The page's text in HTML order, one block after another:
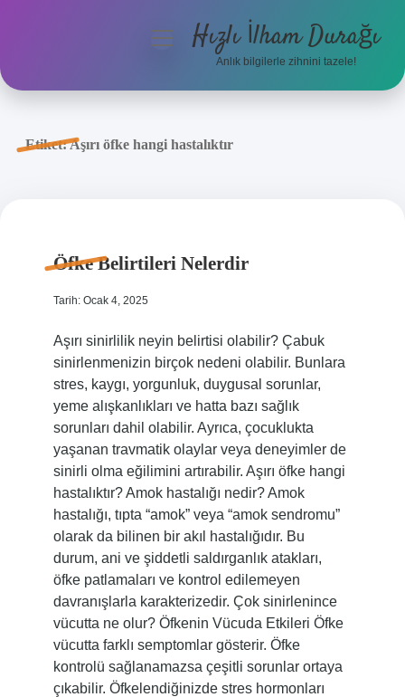
Anasayfa
menüyüHızlı İlham Durağı
Anlık bilgilerle zihnini tazele!
Etiket:Aşırı öfke hangi hastalıktır
Öfke Belirtileri Nelerdir
Tarih: Ocak 4, 2025
Aşırı sinirlilik neyin belirtisi olabilir? Çabuk
sinirlenmenizin birçok nedeni olabilir. Bunlara
stres, kaygı, yorgunluk, duygusal sorunlar,
yeme alışkanlıkları ve hatta bazı sağlık
sorunları dahil olabilir. Ayrıca, çocuklukta
yaşanan travmatik olaylar veya deneyimler de
sinirli olma eğilimini artırabilir. Aşırı öfke hangi
hastalıktır? Amok hastalığı nedir? Amok
hastalığı, tıpta “amok” veya “amok sendromu”
olarak da bilinen bir akıl hastalığıdır. Bu
durum, ani ve şiddetli saldırganlık atakları,
öfke patlamaları ve kontrol edilemeyen
davranışlarla karakterizedir. Çok sinirlenince
vücutta ne olur? Öfkenin Vücuda Etkileri Öfke
vücutta farklı semptomlar gösterir. Öfke
kontrolü sağlanamazsa çeşitli sorunlar ortaya
çıkabilir. Öfkelendiğinizde stres hormonları